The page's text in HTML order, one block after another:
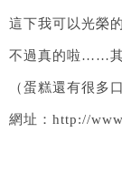
這下我可以光榮
不過真的啦……其
（蛋糕還有很多
網址：http://